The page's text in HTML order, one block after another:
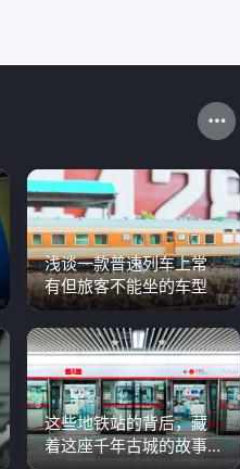
浅谈一款普速列车上常
有但旅客不能坐的车型
这些地铁站的背后，藏
着这座千年古城的故事…